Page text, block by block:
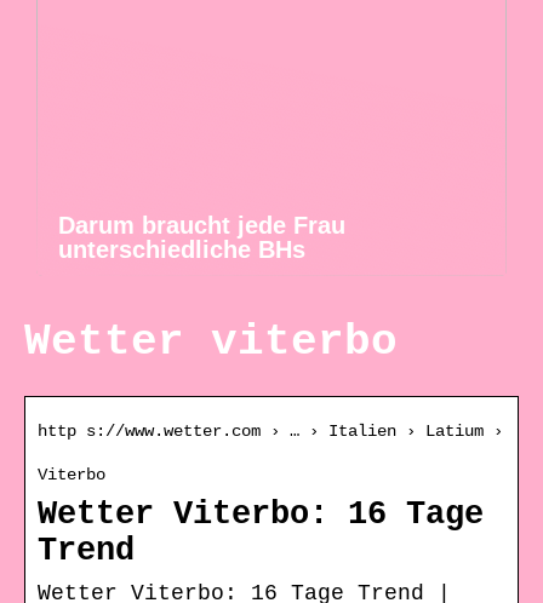
Darum braucht jede Frau
unterschiedliche BHs
Wetter viterbo
http s://www.wetter.com › … › Italien › Latium ›
Viterbo
Wetter Viterbo: 16 Tage
Trend
Wetter Viterbo: 16 Tage Trend |